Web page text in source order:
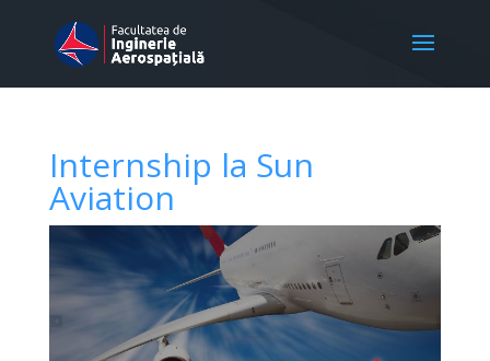
Internship la Sun
Aviation